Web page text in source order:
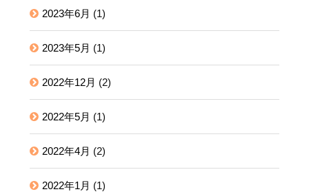
2023年6月 (1)
2023年5月 (1)
2022年12月 (2)
2022年5月 (1)
2022年4月 (2)
2022年1月 (1)